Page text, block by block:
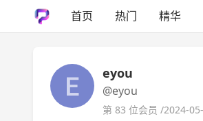
首页 热门 精华
eyou
@eyou
第 83 位会员 /2024-